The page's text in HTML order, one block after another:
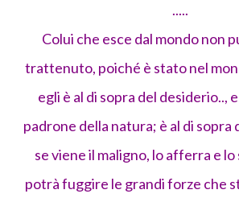
.....
Colui che esce dal mondo non
trattenuto, poiché è stato nel
egli è al di sopra del desiderio..,
padrone della natura; è al di sopra
se viene il maligno, lo afferra e
potrà fuggire le grandi forze che